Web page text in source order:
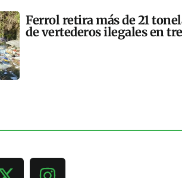
Ferrol retira más de 21
de vertederos ilegales en